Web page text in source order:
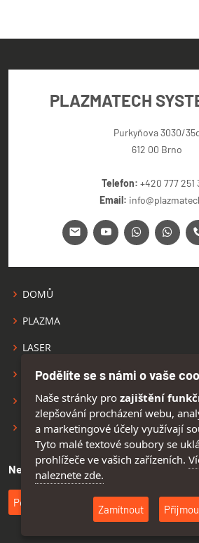
PLAZMATECH
Purkyňova 3030/
612 00 Brno
Telefon: +420 777 251
Email:
DOMŮ
PLAZMA
LASER
VÝROBA
SERVIS
VIDEO
Nejrychlejší kontakt
Pošlete svůj e-mail nebo telefon,
Podělíte se s námi o vaše
Naše stránky pro zajištění
zlepšování procházení webu,
a marketingové účely využívají
Tyto malé textové soubory se
prohlížeče ve vašich zařízeních.
naleznete zde.
Zamítnout